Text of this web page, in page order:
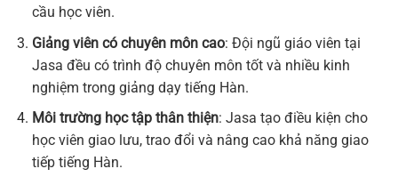
cầu học viên.
Giảng viên có chuyên môn cao: Đội ngũ giáo viên tại
Jasa đều có trình độ chuyên môn tốt và nhiều kinh
nghiệm trong giảng dạy tiếng Hàn.
Môi trường học tập thân thiện: Jasa tạo điều kiện cho
học viên giao lưu, trao đổi và nâng cao khả năng giao
tiếp tiếng Hàn.